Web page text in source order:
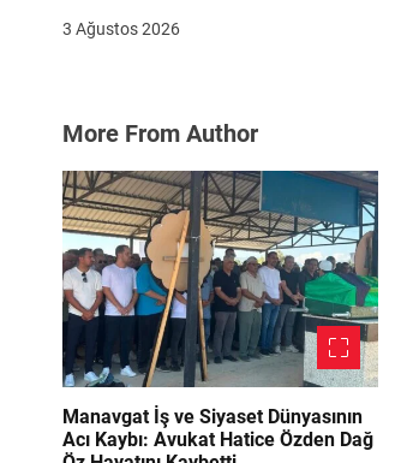
3 Ağustos 2026
More From Author
Manavgat İş ve Siyaset Dünyasının
Acı Kaybı: Avukat Hatice Özden Dağ